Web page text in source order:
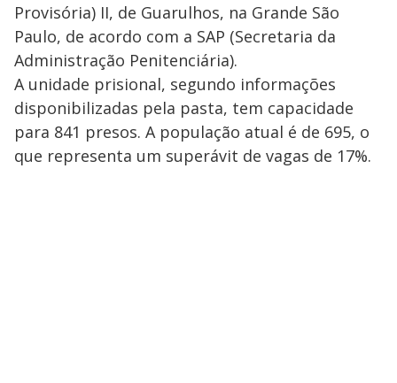
Provisória) II, de Guarulhos, na Grande São
Paulo, de acordo com a SAP (Secretaria da
Administração Penitenciária).
A unidade prisional, segundo informações
disponibilizadas pela pasta, tem capacidade
para 841 presos. A população atual é de 695, o
que representa um superávit de vagas de 17%.